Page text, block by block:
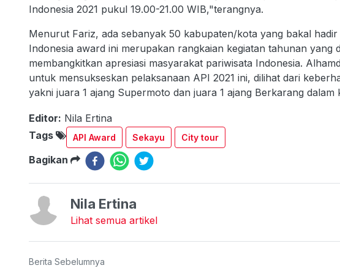
Indonesia 2021 pukul 19.00-21.00 WIB,"terangnya.
Menurut Fariz, ada sebanyak 50 kabupaten/kota yang bakal
Indonesia award ini merupakan rangkaian kegiatan tahunan yang
membangkitkan apresiasi masyarakat pariwisata Indonesia.
untuk mensukseskan pelaksanaan API 2021 ini, dilihat dari
yakni juara 1 ajang Supermoto dan juara 1 ajang Berkarang
Editor: Nila Ertina
Tags
API Award Sekayu City tour
Bagikan
Nila Ertina
Lihat semua artikel
Berita Sebelumnya